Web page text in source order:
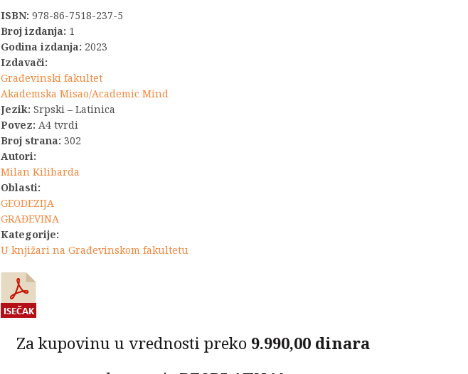
cena
je
bila:
6.600,00 RSD.
ISBN: 978-86-7518-237-5
Broj izdanja: 1
Godina izdanja: 2023
Izdavači:
Građevinski fakultet
Akademska Misao/Academic Mind
Jezik: Srpski – Latinica
Povez: A4 tvrdi
Broj strana: 302
Autori:
Milan Kilibarda
Oblasti:
GEODEZIJA
GRAĐEVINA
Kategorije:
U knjižari na Građevinskom fakultetu
Za kupovinu u vrednosti preko 9.990,00 dinara